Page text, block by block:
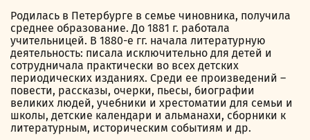
Родилась в Петербурге в семье чиновника, получила
среднее образование. До 1881 г. работала
учительницей. В 1880-е гг. начала литературную
деятельность: писала исключительно для детей и
сотрудничала практически во всех детских
периодических изданиях. Среди ее произведений –
повести, рассказы, очерки, пьесы, биографии
великих людей, учебники и хрестоматии для семьи и
школы, детские календари и альманахи, сборники к
литературным, историческим событиям и др.